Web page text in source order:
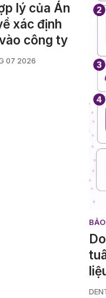
lý của Án
xác định
công ty
07 2026